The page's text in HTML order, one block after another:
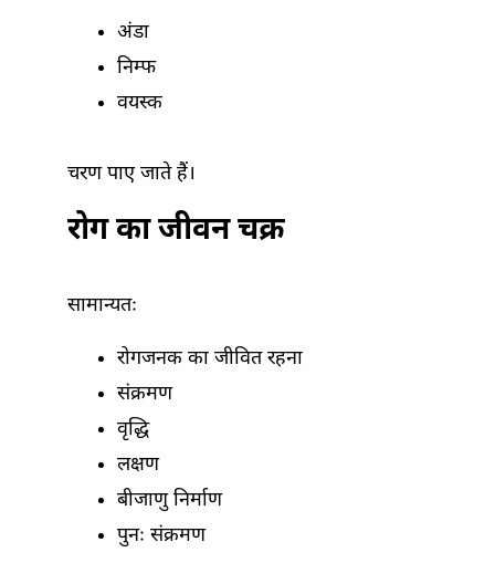
अंडा
निम्फ
वयस्क
चरण पाए जाते हैं।
रोग का जीवन चक्र
सामान्यतः
रोगजनक का जीवित रहना
संक्रमण
वृद्धि
लक्षण
बीजाणु निर्माण
पुनः संक्रमण